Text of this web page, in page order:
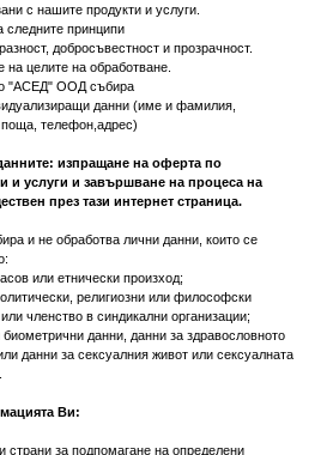
с нашите продукти и услуги.
принципи
добросъвестност и прозрачност.
на целите на обработване.
"АСЕД" ООД събира
данни (име и фамилия,
поща, телефон,адрес)
изпращане на оферта по
и услуги и завършване на процеса на
през тази интернет страница.
и не обработва лични данни, които се
или етнически произход;
религиозни или философски
членство в синдикални организации;
биометрични данни, данни за здравословното
данни за сексуалния живот или сексуалната
Ви:
за подпомагане на определени